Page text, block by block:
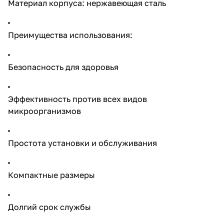
Материал корпуса: нержавеющая сталь
Преимущества использования:
Безопасность для здоровья
Эффективность против всех видов
микроорганизмов
Простота установки и обслуживания
Компактные размеры
Долгий срок службы